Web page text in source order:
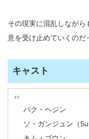
その現実に混乱しなが
意を受け止めていくのだ
キャスト
パク・ヘジン
ソ・ガンジュン（